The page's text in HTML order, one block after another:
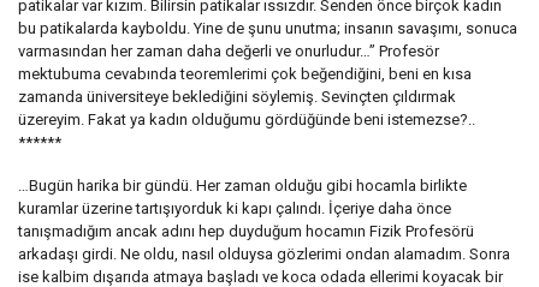
patikalar var kızım. Bilirsin patikalar ıssızdır. Senden önce birçok kadın
bu patikalarda kayboldu. Yine de şunu unutma; insanın savaşımı, sonuca
varmasından her zaman daha değerli ve onurludur…” Profesör
mektubuma cevabında teoremlerimi çok beğendiğini, beni en kısa
zamanda üniversiteye beklediğini söylemiş. Sevinçten çıldırmak
üzereyim. Fakat ya kadın olduğumu gördüğünde beni istemezse?..
******
…Bugün harika bir gündü. Her zaman olduğu gibi hocamla birlikte
kuramlar üzerine tartışıyorduk ki kapı çalındı. İçeriye daha önce
tanışmadığım ancak adını hep duyduğum hocamın Fizik Profesörü
arkadaşı girdi. Ne oldu, nasıl olduysa gözlerimi ondan alamadım. Sonra
ise kalbim dışarıda atmaya başladı ve koca odada ellerimi koyacak bir